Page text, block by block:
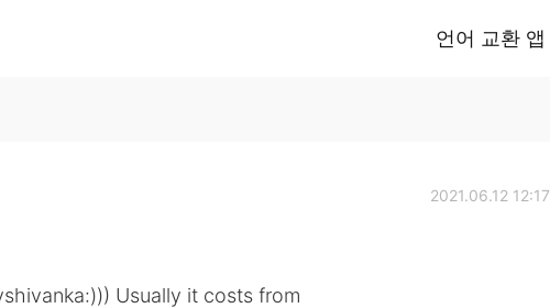
언어 교환 앱
2021.06.12 12:17
Usually it costs from